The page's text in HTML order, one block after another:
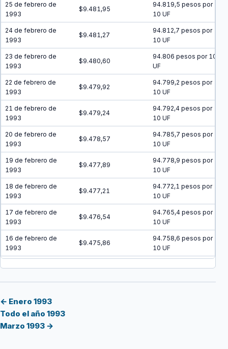
25 de febrero de
1993
$9.481,95
94.819,5 pesos por
10 UF
24 de febrero de
1993
$9.481,27
94.812,7 pesos por
10 UF
23 de febrero de
1993
$9.480,60
94.806 pesos por 10
UF
22 de febrero de
1993
$9.479,92
94.799,2 pesos por
10 UF
21 de febrero de
1993
$9.479,24
94.792,4 pesos por
10 UF
20 de febrero de
1993
$9.478,57
94.785,7 pesos por
10 UF
19 de febrero de
1993
$9.477,89
94.778,9 pesos por
10 UF
18 de febrero de
1993
$9.477,21
94.772,1 pesos por
10 UF
17 de febrero de
1993
$9.476,54
94.765,4 pesos por
10 UF
16 de febrero de
1993
$9.475,86
94.758,6 pesos por
10 UF
$9.475,19
1993
13 de febrero de
1993
← Enero 1993
Todo el año 1993
Marzo 1993 →